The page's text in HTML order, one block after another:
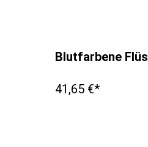
41,65 €*